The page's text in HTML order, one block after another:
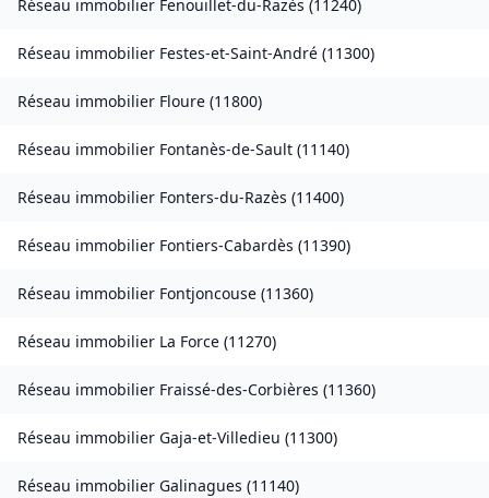
Réseau immobilier Fenouillet-du-Razès (11240)
Réseau immobilier Festes-et-Saint-André (11300)
Réseau immobilier Floure (11800)
Réseau immobilier Fontanès-de-Sault (11140)
Réseau immobilier Fonters-du-Razès (11400)
Réseau immobilier Fontiers-Cabardès (11390)
Réseau immobilier Fontjoncouse (11360)
Réseau immobilier La Force (11270)
Réseau immobilier Fraissé-des-Corbières (11360)
Réseau immobilier Gaja-et-Villedieu (11300)
Réseau immobilier Galinagues (11140)